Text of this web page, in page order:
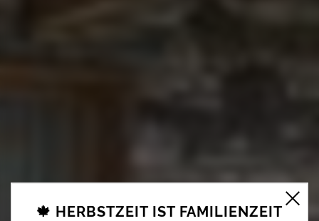
🍁 HERBSTZEIT IST FAMILIENZEIT